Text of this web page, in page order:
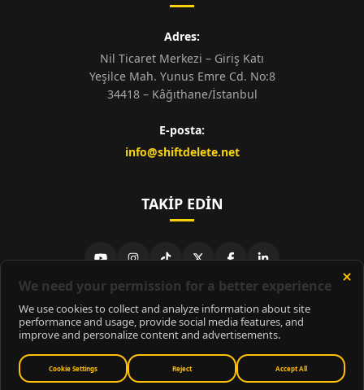
Adres:
Nil Ticaret Merkezi – Giriş Katı
Yeşilce Mah. Yunus Emre Cd. No:8
34418 – Kâğıthane/İstanbul
E-posta:
info@shiftdelete.net
TAKIP EDIN
© 2026ShiftDelete.Net- Tüm hakları saklıdır.
ShiftDelete.Net, İnternet Medyası ve Bilişim Muhabirleri Derneği